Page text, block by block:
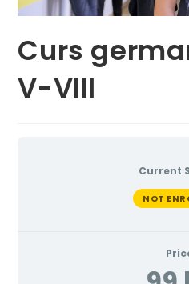
Curs
V-VIII
Current
NOT